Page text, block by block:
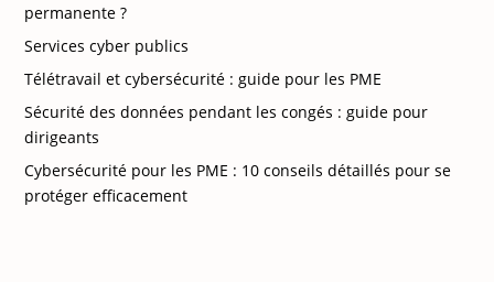
permanente ?
Services cyber publics
Télétravail et cybersécurité : guide pour les PME
Sécurité des données pendant les congés : guide pour
dirigeants
Cybersécurité pour les PME : 10 conseils détaillés pour se
protéger efficacement